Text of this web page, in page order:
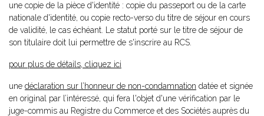
une copie de la pièce d'identité : copie du passeport ou de la carte
nationale d'identité, ou copie recto-verso du titre de séjour en cours
de validité, le cas échéant. Le statut porté sur le titre de séjour de
son titulaire doit lui permettre de s'inscrire au RCS.
pour plus de détails, cliquez ici
une déclaration sur l’honneur de non-condamnation datée et signée
en original par l’intéressé, qui fera l'objet d'une vérification par le
juge-commis au Registre du Commerce et des Sociétés auprès du